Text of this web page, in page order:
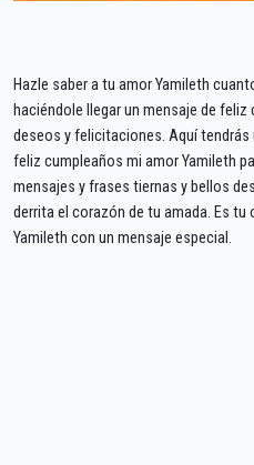
Hazle saber a tu amor Yamileth
haciéndole llegar un mensaje de
deseos y felicitaciones. Aquí tendrás
feliz cumpleaños mi amor Yamileth
mensajes y frases tiernas y bellos
derrita el corazón de tu amada. Es tu
Yamileth con un mensaje especial.